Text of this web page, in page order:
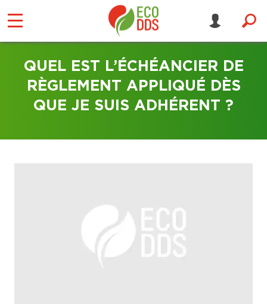
QUEL EST L’ÉCHÉANCIER DE
RÈGLEMENT APPLIQUÉ DÈS
QUE JE SUIS ADHÉRENT ?